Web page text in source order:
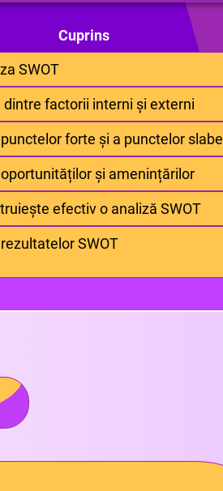
Cuprins
SWOT
factorii interni și externi
forte și a punctelor slabe
și amenințărilor
efectiv o analiză SWOT
SWOT